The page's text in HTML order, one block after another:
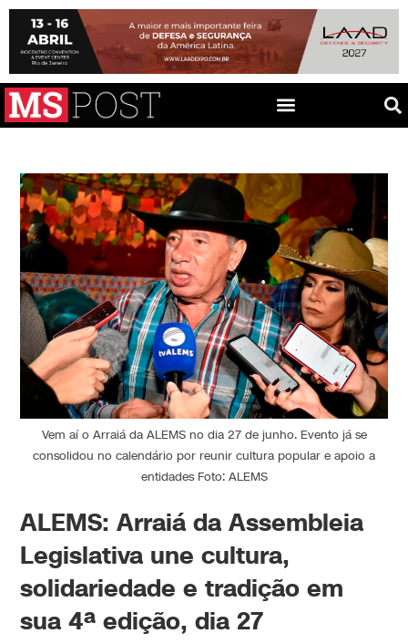
Vem aí o Arraiá da ALEMS no dia 27 de junho. Evento já se
consolidou no calendário por reunir cultura popular e apoio a
entidades Foto: ALEMS
ALEMS: Arraiá da Assembleia
Legislativa une cultura,
solidariedade e tradição em
sua 4ª edição, dia 27